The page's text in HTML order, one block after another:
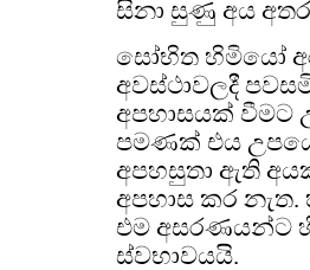
සිනා සුණු අය
සෝභිත හිමියෝ
අවස්ථාවලදී
අපහාසයක්
පමණක් එය
අපහසුතා ඇති
අපහාස කර
එම අසරණයන්ට
ස්වභාවයයි.